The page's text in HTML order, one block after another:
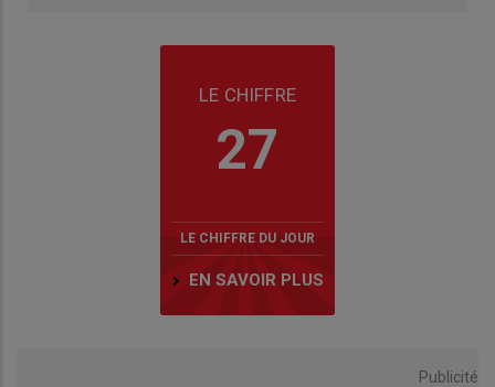
LE CHIFFRE
27
LE CHIFFRE DU JOUR
EN SAVOIR PLUS
Publicité